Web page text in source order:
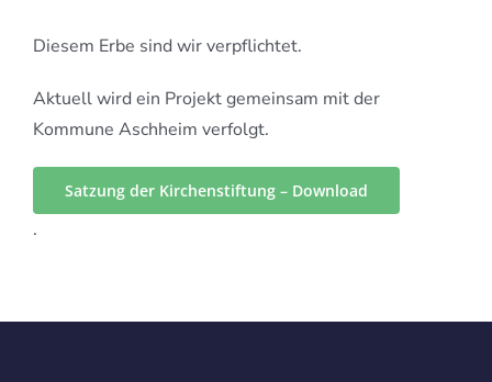
Diesem Erbe sind wir verpflichtet.
Aktuell wird ein Projekt gemeinsam mit der
Kommune Aschheim verfolgt.
Satzung der Kirchenstiftung – Download
.